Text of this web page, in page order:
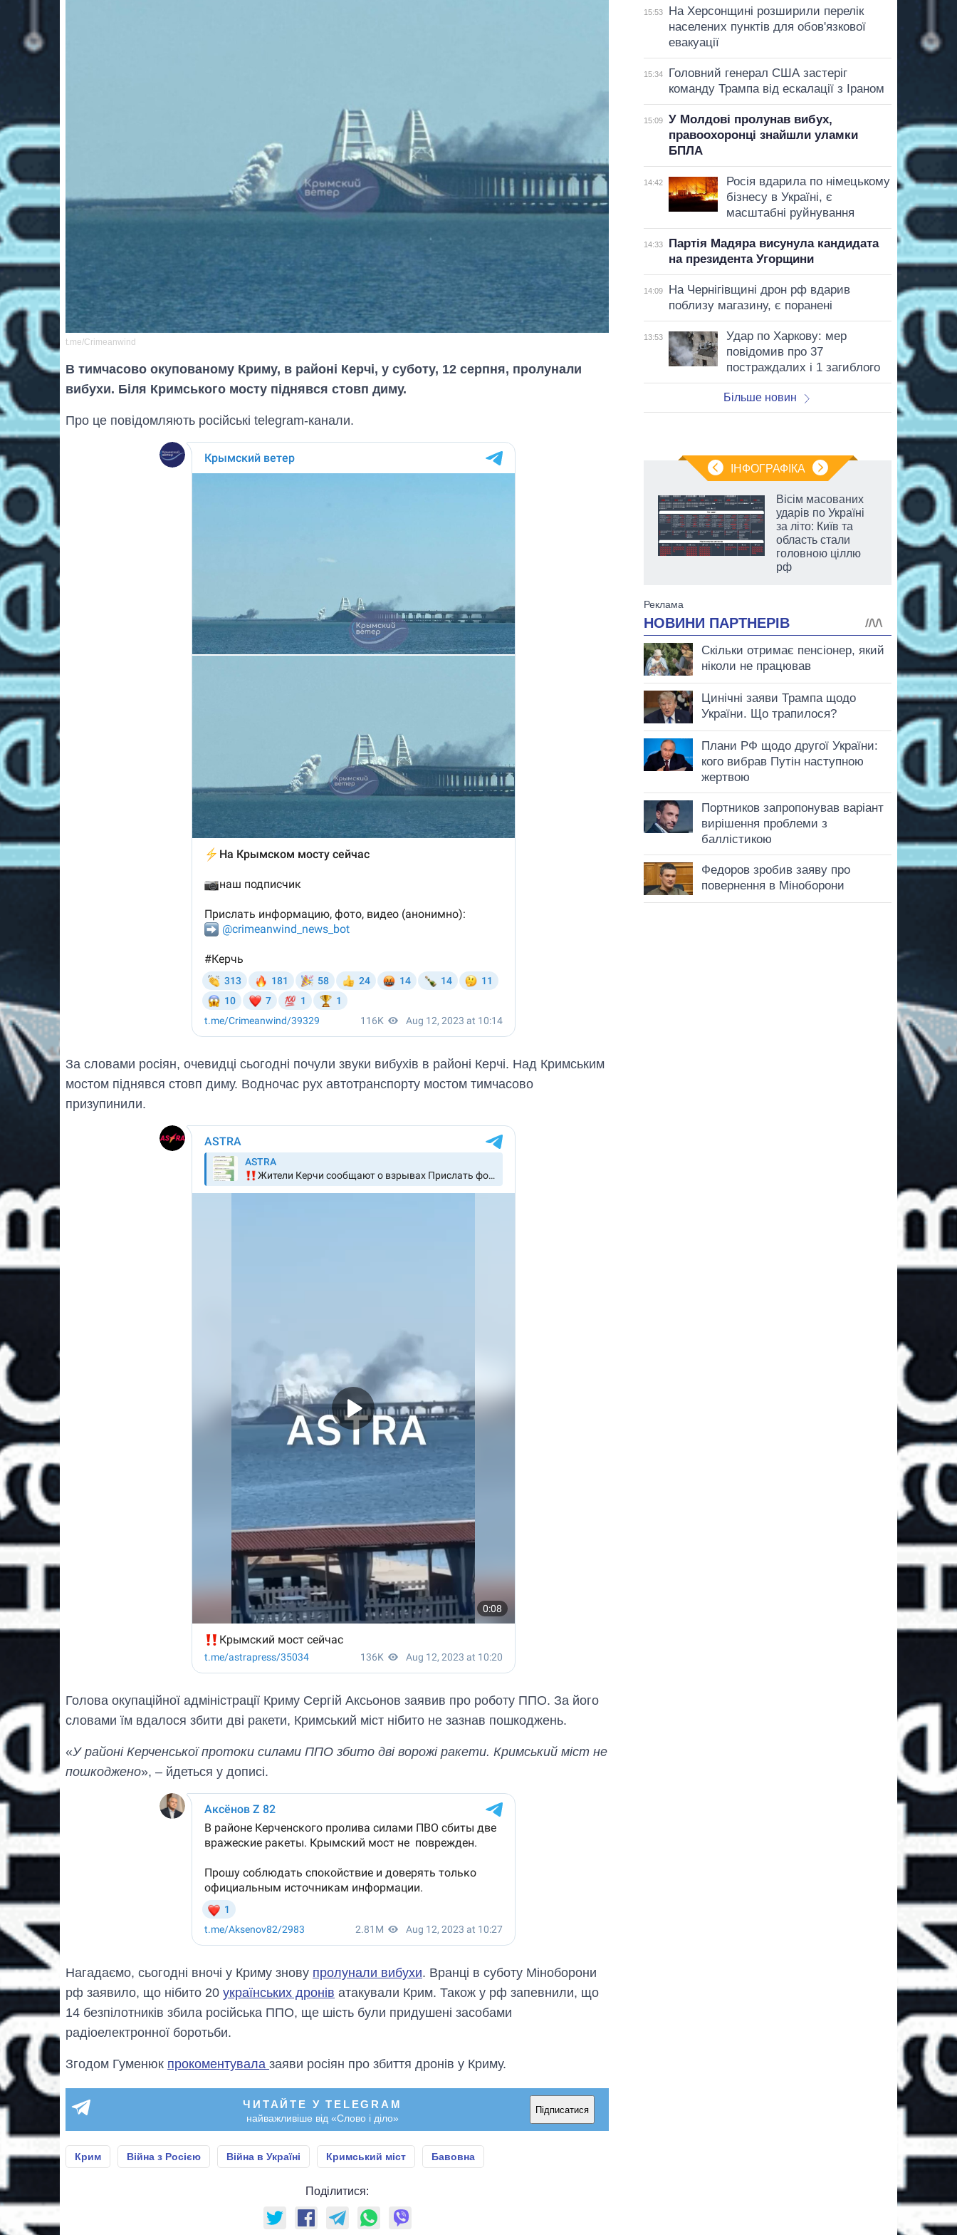
t.me/Crimeanwind
В тимчасово окупованому Криму, в районі Керчі, у суботу, 12 серпня, пролунали
вибухи. Біля Кримського мосту піднявся стовп диму.
Про це повідомляють російські telegram-канали.
За словами росіян, очевидці сьогодні почули звуки вибухів в районі Керчі. Над Кримським
мостом піднявся стовп диму. Водночас рух автотранспорту мостом тимчасово
призупинили.
Голова окупаційної адміністрації Криму Сергій Аксьонов заявив про роботу ППО. За його
словами їм вдалося збити дві ракети, Кримський міст нібито не зазнав пошкоджень.
«У районі Керченської протоки силами ППО збито дві ворожі ракети. Кримський міст не
пошкоджено», – йдеться у дописі.
Нагадаємо, сьогодні вночі у Криму знову пролунали вибухи. Вранці в суботу Міноборони
рф заявило, що нібито 20 українських дронів атакували Крим. Також у рф запевнили, що
14 безпілотників збила російська ППО, ще шість були придушені засобами
радіоелектронної боротьби.
Згодом Гуменюк прокоментувала заяви росіян про збиття дронів у Криму.
ЧИТАЙТЕ У TELEGRAM
найважливіше від «Слово і діло»
Підписатися
Крим Війна з Росією Війна в Україні Кримський міст Бавовна
Поділитися:
15:53
На Херсонщині розширили перелік
населених пунктів для обов'язкової
евакуації
15:34
Головний генерал США застеріг
команду Трампа від ескалації з Іраном
15:09
У Молдові пролунав вибух,
правоохоронці знайшли уламки
БПЛА
14:42
Росія вдарила по німецькому
бізнесу в Україні, є
масштабні руйнування
14:33
Партія Мадяра висунула кандидата
на президента Угорщини
14:09
На Чернігівщині дрон рф вдарив
поблизу магазину, є поранені
13:53
Удар по Харкову: мер
повідомив про 37
постраждалих і 1 загиблого
Більше новин
ІНФОГРАФІКА
Вісім масованих
ударів по Україні
за літо: Київ та
область стали
головною ціллю
рф